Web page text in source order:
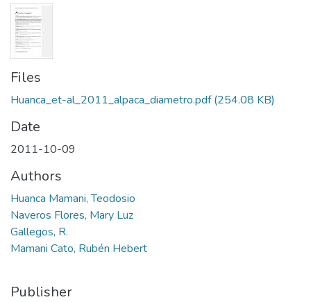
Files
Huanca_et-al_2011_alpaca_diametro.pdf(254.08 KB)
Date
2011-10-09
Authors
Huanca Mamani, Teodosio
Naveros Flores, Mary Luz
Gallegos, R.
Mamani Cato, Rubén Hebert
Publisher